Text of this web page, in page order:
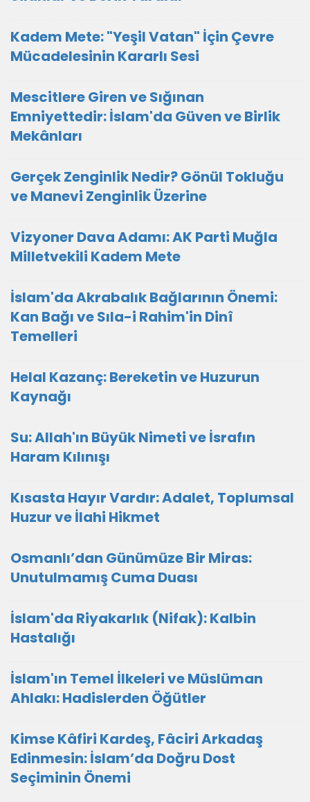
Kadem Mete: "Yeşil Vatan" İçin Çevre
Mücadelesinin Kararlı Sesi
Mescitlere Giren ve Sığınan
Emniyettedir: İslam'da Güven ve Birlik
Mekânları
Gerçek Zenginlik Nedir? Gönül Tokluğu
ve Manevi Zenginlik Üzerine
Vizyoner Dava Adamı: AK Parti Muğla
Milletvekili Kadem Mete
İslam'da Akrabalık Bağlarının Önemi:
Kan Bağı ve Sıla-i Rahim'in Dinî
Temelleri
Helal Kazanç: Bereketin ve Huzurun
Kaynağı
Su: Allah'ın Büyük Nimeti ve İsrafın
Haram Kılınışı
Kısasta Hayır Vardır: Adalet, Toplumsal
Huzur ve İlahi Hikmet
Osmanlı’dan Günümüze Bir Miras:
Unutulmamış Cuma Duası
İslam'da Riyakarlık (Nifak): Kalbin
Hastalığı
İslam'ın Temel İlkeleri ve Müslüman
Ahlakı: Hadislerden Öğütler
Kimse Kâfiri Kardeş, Fâciri Arkadaş
Edinmesin: İslam’da Doğru Dost
Seçiminin Önemi